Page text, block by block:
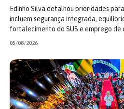
Edinho Silva detalhou prioridades
incluem segurança integrada,
fortalecimento do SUS e emprego de
05/08/2026